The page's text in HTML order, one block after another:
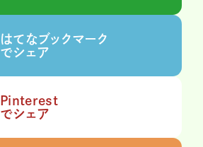
はてなブックマーク
でシェア
Pinterest
でシェア